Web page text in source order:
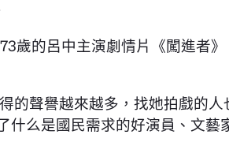
歲的呂中主演劇情片《闖進者
的聲譽越來越多，找她拍戲的
么是國民需求的好演員、文